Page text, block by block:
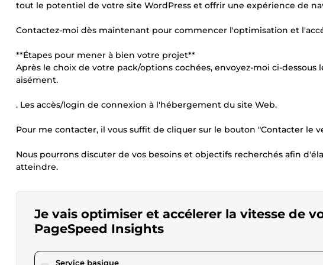
tout le potentiel de votre site WordPress et offrir une expérience de
Contactez-moi dès maintenant pour commencer l'optimisation et
**Étapes pour mener à bien votre projet**
Après le choix de votre pack/options cochées, envoyez-moi ci-
aisément.
. Les accès/login de connexion à l'hébergement du site Web.
Pour me contacter, il vous suffit de cliquer sur le bouton "Contacter le
Nous pourrons discuter de vos besoins et objectifs recherchés afin
atteindre.
Je vais optimiser et accélerer la vitesse de
PageSpeed Insights
Service basiquepour 57,71 $US